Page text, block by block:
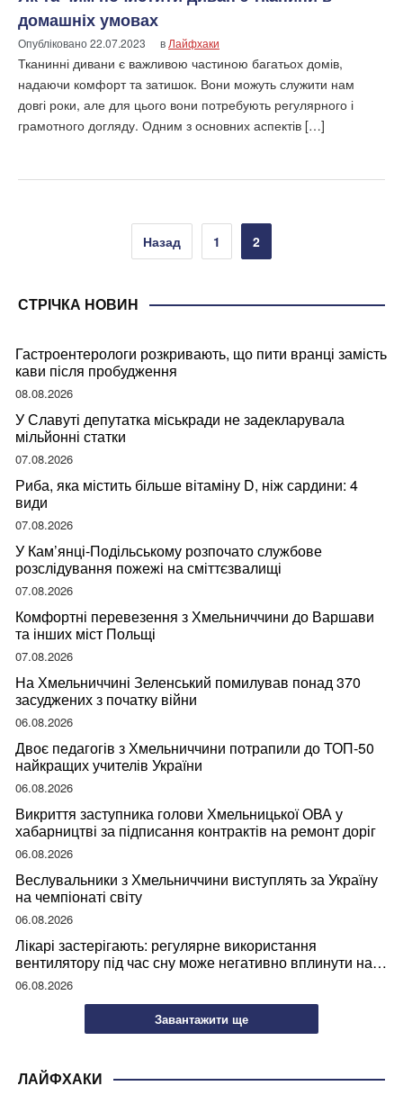
домашніх умовах
Опубліковано22.07.2023 в Лайфхаки
Тканинні дивани є важливою частиною багатьох домів,
надаючи комфорт та затишок. Вони можуть служити нам
довгі роки, але для цього вони потребують регулярного і
грамотного догляду. Одним з основних аспектів […]
Назад 1 2
СТРІЧКА НОВИН
Гастроентерологи розкривають, що пити вранці замість
кави після пробудження
08.08.2026
У Славуті депутатка міськради не задекларувала
мільйонні статки
07.08.2026
Риба, яка містить більше вітаміну D, ніж сардини: 4
види
07.08.2026
У Кам’янці-Подільському розпочато службове
розслідування пожежі на сміттєзвалищі
07.08.2026
Комфортні перевезення з Хмельниччини до Варшави
та інших міст Польщі
07.08.2026
На Хмельниччині Зеленський помилував понад 370
засуджених з початку війни
06.08.2026
Двоє педагогів з Хмельниччини потрапили до ТОП-50
найкращих учителів України
06.08.2026
Викриття заступника голови Хмельницької ОВА у
хабарництві за підписання контрактів на ремонт доріг
06.08.2026
Веслувальники з Хмельниччини виступлять за Україну
на чемпіонаті світу
06.08.2026
Лікарі застерігають: регулярне використання
вентилятору під час сну може негативно вплинути на
ваше здоров’я
06.08.2026
Завантажити ще
ЛАЙФХАКИ